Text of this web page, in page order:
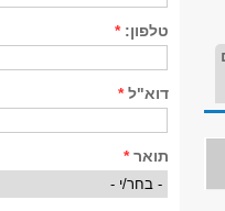
טלפון:*
דוא"ל*
תואר*